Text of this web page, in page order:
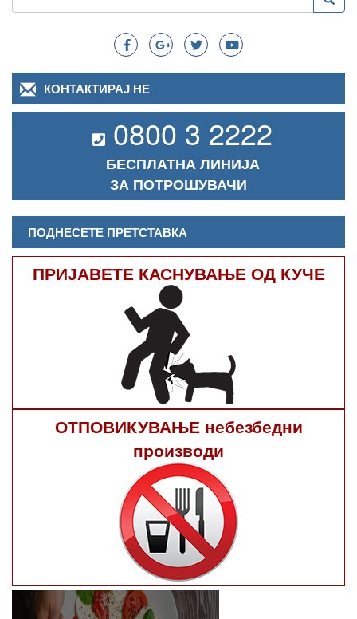
Search
КОНТАКТИРАЈ НЕ
0800 3 2222
БЕСПЛАТНА ЛИНИЈА
ЗА ПОТРОШУВАЧИ
ПОДНЕСЕТЕ ПРЕТСТАВКА
ПРИЈАВЕТЕ КАСНУВАЊЕ ОД КУЧЕ
ОТПОВИКУВАЊЕ небезбедни
производи